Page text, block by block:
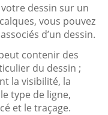
dessin sur un
vous pouvez
d’un dessin.
contenir des
du dessin ;
la visibilité, la
type de ligne,
et le traçage.